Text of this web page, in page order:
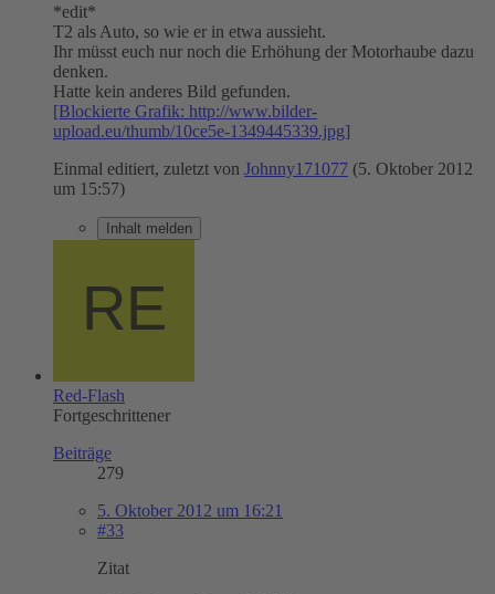
*edit*
T2 als Auto, so wie er in etwa aussieht.
Ihr müsst euch nur noch die Erhöhung der Motorhaube dazu
denken.
Hatte kein anderes Bild gefunden.
[Blockierte Grafik: http://www.bilder-
upload.eu/thumb/10ce5e-1349445339.jpg]
Einmal editiert, zuletzt von Johnny171077 (5. Oktober 2012
um 15:57)
Inhalt melden
Red-Flash
Fortgeschrittener
Beiträge
279
5. Oktober 2012 um 16:21
#33
Zitat